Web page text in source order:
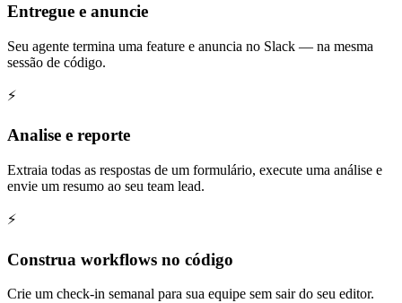
Entregue e anuncie
Seu agente termina uma feature e anuncia no Slack — na mesma
sessão de código.
⚡
Analise e reporte
Extraia todas as respostas de um formulário, execute uma análise e
envie um resumo ao seu team lead.
⚡
Construa workflows no código
Crie um check-in semanal para sua equipe sem sair do seu editor.